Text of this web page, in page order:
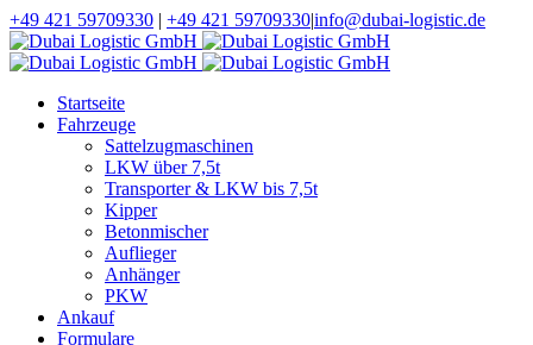
+49 421 59709330 | +49 421 59709330|info@dubai-logistic.de
Startseite
Fahrzeuge
Sattelzugmaschinen
LKW über 7,5t
Transporter & LKW bis 7,5t
Kipper
Betonmischer
Auflieger
Anhänger
PKW
Ankauf
Formulare